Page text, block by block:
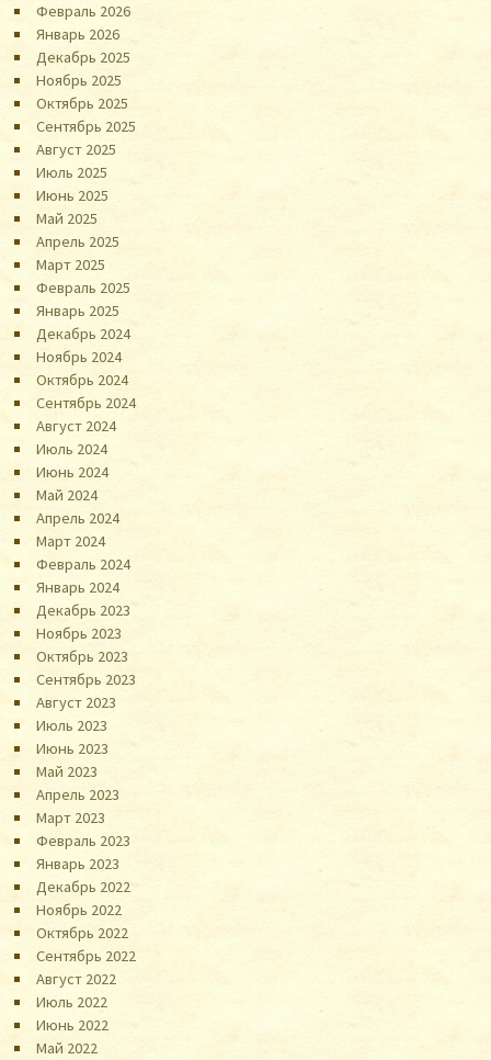
Февраль 2026
Январь 2026
Декабрь 2025
Ноябрь 2025
Октябрь 2025
Сентябрь 2025
Август 2025
Июль 2025
Июнь 2025
Май 2025
Апрель 2025
Март 2025
Февраль 2025
Январь 2025
Декабрь 2024
Ноябрь 2024
Октябрь 2024
Сентябрь 2024
Август 2024
Июль 2024
Июнь 2024
Май 2024
Апрель 2024
Март 2024
Февраль 2024
Январь 2024
Декабрь 2023
Ноябрь 2023
Октябрь 2023
Сентябрь 2023
Август 2023
Июль 2023
Июнь 2023
Май 2023
Апрель 2023
Март 2023
Февраль 2023
Январь 2023
Декабрь 2022
Ноябрь 2022
Октябрь 2022
Сентябрь 2022
Август 2022
Июль 2022
Июнь 2022
Май 2022